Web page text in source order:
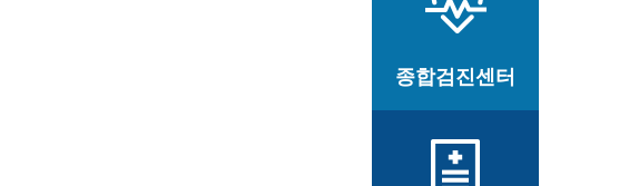
종합검진센터